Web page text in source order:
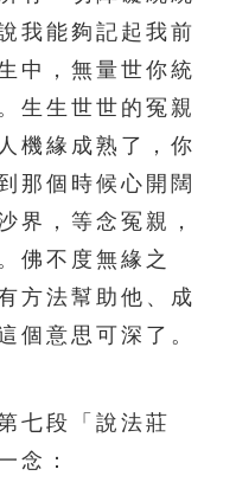
我能夠記起我前
中，無量世你統
生生世世的冤親
機緣成熟了，你
那個時候心開闊
界，等念冤親，
佛不度無緣之
方法幫助他、成
個意思可深了。
段「說法莊
念：